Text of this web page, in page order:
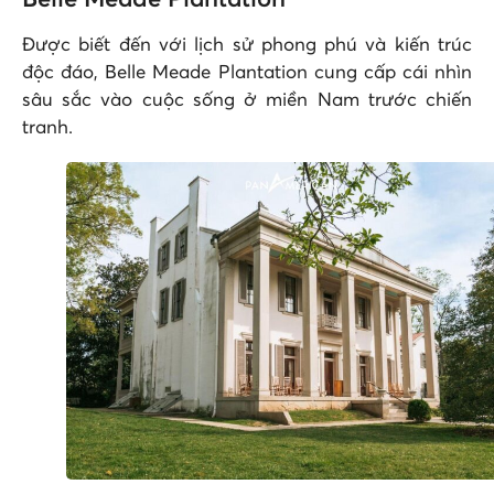
Được biết đến với lịch sử phong phú và kiến trúc
độc đáo, Belle Meade Plantation cung cấp cái nhìn
sâu sắc vào cuộc sống ở miền Nam trước chiến
tranh.